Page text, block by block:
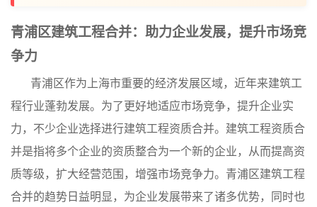
青浦区建筑工程合并：助力企业发展，提升市场竞
争力
青浦区作为上海市重要的经济发展区域，近年来建筑工
程行业蓬勃发展。为了更好地适应市场竞争，提升企业实
力，不少企业选择进行建筑工程资质合并。建筑工程资质合
并是指将多个企业的资质整合为一个新的企业，从而提高资
质等级，扩大经营范围，增强市场竞争力。青浦区建筑工程
合并的趋势日益明显，为企业发展带来了诸多优势，同时也